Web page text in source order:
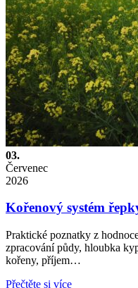
03.
Červenec
2026
Kořenový systém
Praktické poznatky z
zpracování půdy, hloubka
kořeny, příjem…
Přečtěte si více